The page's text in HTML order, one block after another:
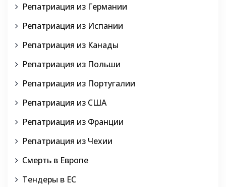
Репатриация из Германии
Репатриация из Испании
Репатриация из Канады
Репатриация из Польши
Репатриация из Португалии
Репатриация из США
Репатриация из Франции
Репатриация из Чехии
Смерть в Европе
Тендеры в ЕС